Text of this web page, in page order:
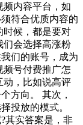
频内容平台，如
符合优质内容的
时候，都是要对
们会选择‌‌高涨粉
们的账号，成为
频号付费推广怎
动，比如说高评
方向。 其次，
投放的模式。
其实答案是，非